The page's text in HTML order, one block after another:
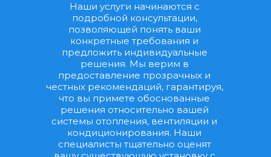
Наши услуги начинаются с
подробной консультации,
позволяющей понять ваши
конкретные требования и
предложить индивидуальные
решения. Мы верим в
предоставление прозрачных и
честных рекомендаций, гарантируя,
что вы примете обоснованные
решения относительно вашей
системы отопления, вентиляции и
кондиционирования. Наши
специалисты тщательно оценят